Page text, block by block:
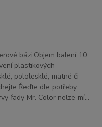
bázi.Objem balení 10
plastikových
pololesklé, matné či
dle potřeby
řady Mr. Color nelze mí...